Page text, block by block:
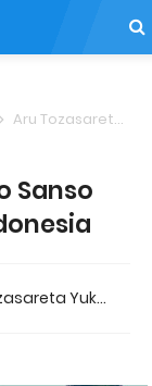
Aru Tozasareta Yuki no Sanso de (2024) - Subtitle Indonesia
Sanso
Yuki no Sanso de